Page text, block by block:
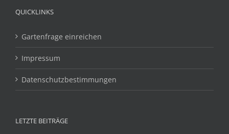
QUICKLINKS
Gartenfrage einreichen
Impressum
Datenschutzbestimmungen
LETZTE BEITRÄGE